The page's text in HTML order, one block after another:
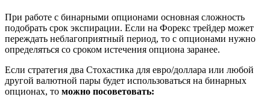
При работе с бинарными опционами основная сложность
подобрать срок экспирации. Если на Форекс трейдер может
переждать неблагоприятный период, то с опционами нужно
определяться со сроком истечения опциона заранее.
Если стратегия два Стохастика для евро/доллара или любой
другой валютной пары будет использоваться на бинарных
опционах, то можно посоветовать: